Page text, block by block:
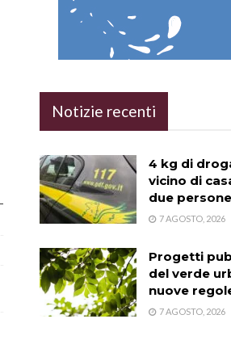
Notizie recenti
4 kg di
vicino di
due persone
7 AGOSTO, 2026
Progetti
del verde
nuove
7 AGOSTO, 2026